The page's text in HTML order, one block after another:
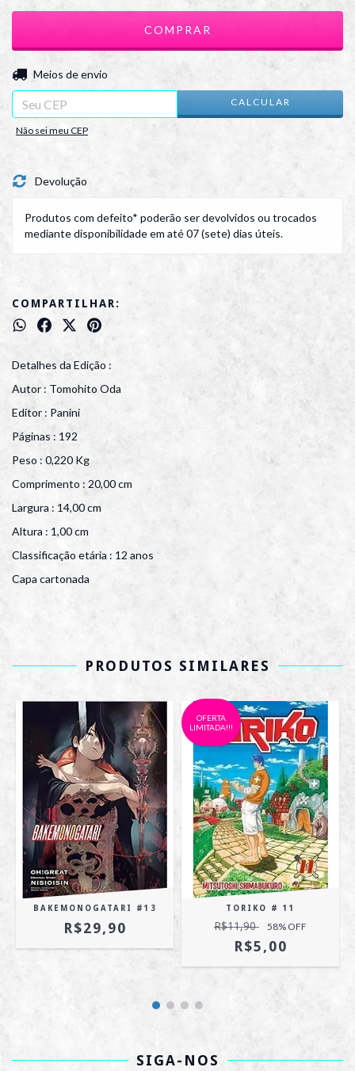
Entregas para o CEP:
Meios de envio
CALCULAR
Não sei meu CEP
Devolução
Produtos com defeito* poderão ser devolvidos ou trocados
mediante disponibilidade em até 07 (sete) dias úteis.
COMPARTILHAR:
Detalhes da Edição :
Autor : Tomohito Oda
Editor : Panini
Páginas : 192
Peso : 0,220 Kg
Comprimento : 20,00 cm
Largura : 14,00 cm
Altura : 1,00 cm
Classificação etária : 12 anos
Capa cartonada
PRODUTOS SIMILARES
BAKEMONOGATARI #13
R$29,90
OFERTA
LIMITADA!!!
TORIKO # 11
R$11,90 58% OFF
R$5,00
SIGA-NOS